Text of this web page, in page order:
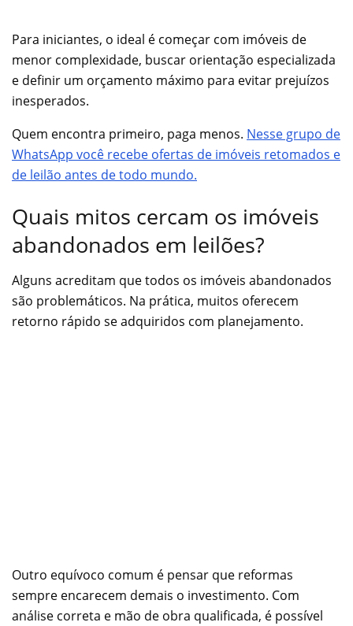
Para iniciantes, o ideal é começar com imóveis de
menor complexidade, buscar orientação especializada
e definir um orçamento máximo para evitar prejuízos
inesperados.
Quem encontra primeiro, paga menos. Nesse grupo de
WhatsApp você recebe ofertas de imóveis retomados e
de leilão antes de todo mundo.
Quais mitos cercam os imóveis
abandonados em leilões?
Alguns acreditam que todos os imóveis abandonados
são problemáticos. Na prática, muitos oferecem
retorno rápido se adquiridos com planejamento.
Outro equívoco comum é pensar que reformas
sempre encarecem demais o investimento. Com
análise correta e mão de obra qualificada, é possível